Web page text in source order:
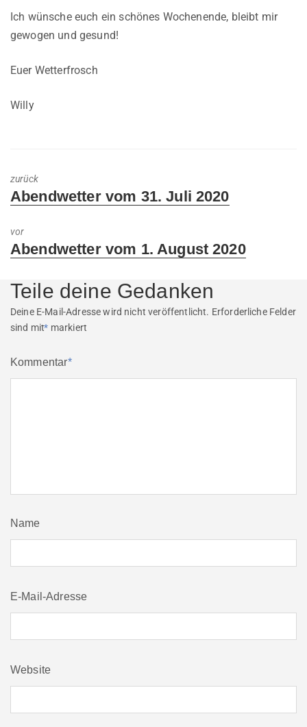
Ich wünsche euch ein schönes Wochenende, bleibt mir
gewogen und gesund!
Euer Wetterfrosch
Willy
zurück
Previous
Abendwetter vom 31. Juli 2020
vor
Next
Abendwetter vom 1. August 2020
Teile deine Gedanken
Deine E-Mail-Adresse wird nicht veröffentlicht. Erforderliche Felder
sind mit* markiert
Kommentar*
Name
E-Mail-Adresse
Website